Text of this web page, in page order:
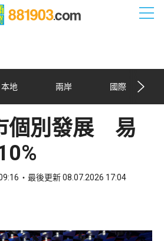
本地 兩岸 國際
個別發展 易
最後更新 08.07.2026 17:04